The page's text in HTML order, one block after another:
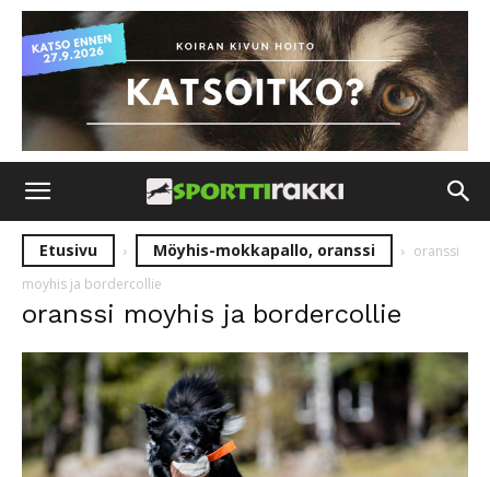
Etusivu Möyhis-mokkapallo, oranssi
oranssi
moyhis ja bordercollie
oranssi moyhis ja bordercollie